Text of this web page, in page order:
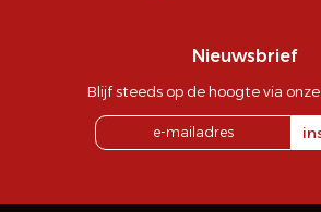
Nieuwsbrief
Blijf steeds op de hoogte via